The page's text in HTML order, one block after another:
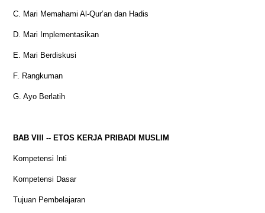
C. Mari Memahami Al-Qur’an dan Hadis
D. Mari Implementasikan
E. Mari Berdiskusi
F. Rangkuman
G. Ayo Berlatih
BAB VIII -- ETOS KERJA PRIBADI MUSLIM
Kompetensi Inti
Kompetensi Dasar
Tujuan Pembelajaran